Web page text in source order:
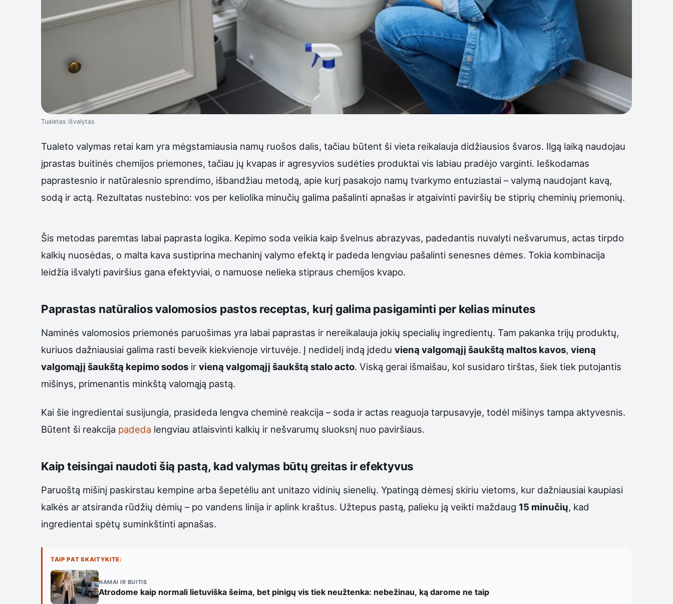
Tualetas išvalytas
Tualeto valymas retai kam yra mėgstamiausia namų ruošos dalis, tačiau būtent ši vieta reikalauja didžiausios švaros. Ilgą laiką naudojau
įprastas buitinės chemijos priemones, tačiau jų kvapas ir agresyvios sudėties produktai vis labiau pradėjo varginti. Ieškodamas
paprastesnio ir natūralesnio sprendimo, išbandžiau metodą, apie kurį pasakojo namų tvarkymo entuziastai – valymą naudojant kavą,
sodą ir actą. Rezultatas nustebino: vos per keliolika minučių galima pašalinti apnašas ir atgaivinti paviršių be stiprių cheminių priemonių.
Šis metodas paremtas labai paprasta logika. Kepimo soda veikia kaip švelnus abrazyvas, padedantis nuvalyti nešvarumus, actas tirpdo
kalkių nuosėdas, o malta kava sustiprina mechaninį valymo efektą ir padeda lengviau pašalinti senesnes dėmes. Tokia kombinacija
leidžia išvalyti paviršius gana efektyviai, o namuose nelieka stipraus chemijos kvapo.
Paprastas natūralios valomosios pastos receptas, kurį galima pasigaminti per kelias minutes
Naminės valomosios priemonės paruošimas yra labai paprastas ir nereikalauja jokių specialių ingredientų. Tam pakanka trijų produktų,
kuriuos dažniausiai galima rasti beveik kiekvienoje virtuvėje. Į nedidelį indą įdedu vieną valgomąjį šaukštą maltos kavos, vieną
valgomąjį šaukštą kepimo sodos ir vieną valgomąjį šaukštą stalo acto. Viską gerai išmaišau, kol susidaro tirštas, šiek tiek putojantis
mišinys, primenantis minkštą valomąją pastą.
Kai šie ingredientai susijungia, prasideda lengva cheminė reakcija – soda ir actas reaguoja tarpusavyje, todėl mišinys tampa aktyvesnis.
Būtent ši reakcija padeda lengviau atlaisvinti kalkių ir nešvarumų sluoksnį nuo paviršiaus.
Kaip teisingai naudoti šią pastą, kad valymas būtų greitas ir efektyvus
Paruoštą mišinį paskirstau kempine arba šepetėliu ant unitazo vidinių sienelių. Ypatingą dėmesį skiriu vietoms, kur dažniausiai kaupiasi
kalkės ar atsiranda rūdžių dėmių – po vandens linija ir aplink kraštus. Užtepus pastą, palieku ją veikti maždaug 15 minučių, kad
ingredientai spėtų suminkštinti apnašas.
TAIP PAT SKAITYKITE:
NAMAI IR BUITIS
Atrodome kaip normali lietuviška šeima, bet pinigų vis tiek neužtenka: nebežinau, ką darome ne taip